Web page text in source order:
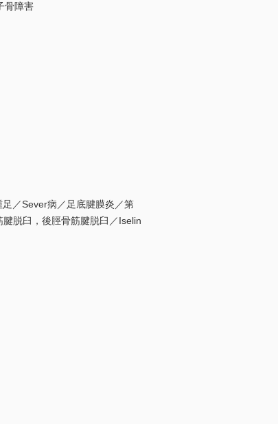
骨障害
／Sever病／足底腱膜炎／第
脱臼，後脛骨筋腱脱臼／Iselin